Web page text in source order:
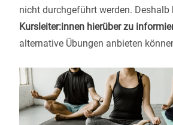
nicht durchgeführt werden. Deshalb
Kursleiter:innen hierüber zu
alternative Übungen anbieten